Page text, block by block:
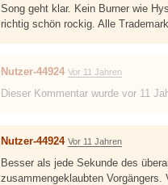
Song geht klar. Kein Burner wie
richtig schön rockig. Alle
Nutzer-44924 Vor 11 Jahren
Dieser Kommentar wurde vor 11
Nutzer-44924 Vor 11 Jahren
Besser als jede Sekunde des
zusammengeklaubten